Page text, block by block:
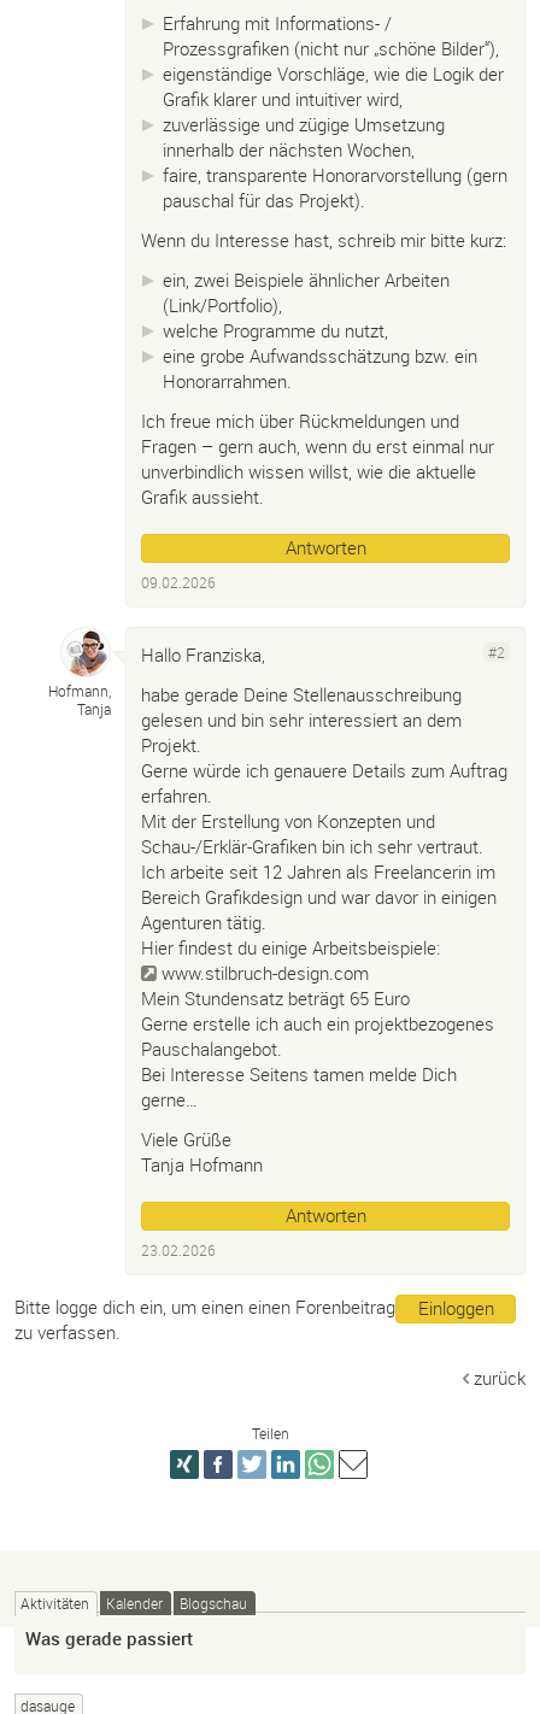
Erfahrung mit Informations- /
Prozessgrafiken (nicht nur „schöne Bilder“),
eigenständige Vorschläge, wie die Logik der
Grafik klarer und intuitiver wird,
zuverlässige und zügige Umsetzung
innerhalb der nächsten Wochen,
faire, transparente Honorarvorstellung (gern
pauschal für das Projekt).
Wenn du Interesse hast, schreib mir bitte kurz:
ein, zwei Beispiele ähnlicher Arbeiten
(Link/Portfolio),
welche Programme du nutzt,
eine grobe Aufwandsschätzung bzw. ein
Honorarrahmen.
Ich freue mich über Rückmeldungen und
Fragen – gern auch, wenn du erst einmal nur
unverbindlich wissen willst, wie die aktuelle
Grafik aussieht.
Antworten
09.02.2026
Hofmann,
Tanja
#2
Hallo Franziska,
habe gerade Deine Stellenausschreibung
gelesen und bin sehr interessiert an dem
Projekt.
Gerne würde ich genauere Details zum Auftrag
erfahren.
Mit der Erstellung von Konzepten und
Schau-/Erklär-Grafiken bin ich sehr vertraut.
Ich arbeite seit 12 Jahren als Freelancerin im
Bereich Grafikdesign und war davor in einigen
Agenturen tätig.
Hier findest du einige Arbeitsbeispiele:
www.stilbruch-design.com
Mein Stundensatz beträgt 65 Euro
Gerne erstelle ich auch ein projektbezogenes
Pauschalangebot.
Bei Interesse Seitens tamen melde Dich
gerne…
Viele Grüße
Tanja Hofmann
Antworten
23.02.2026
Einloggen
Bitte logge dich ein, um einen einen Forenbeitrag
zu verfassen.
zurück
Teilen
Aktivitäten Kalender Blogschau
Was gerade passiert
dasauge